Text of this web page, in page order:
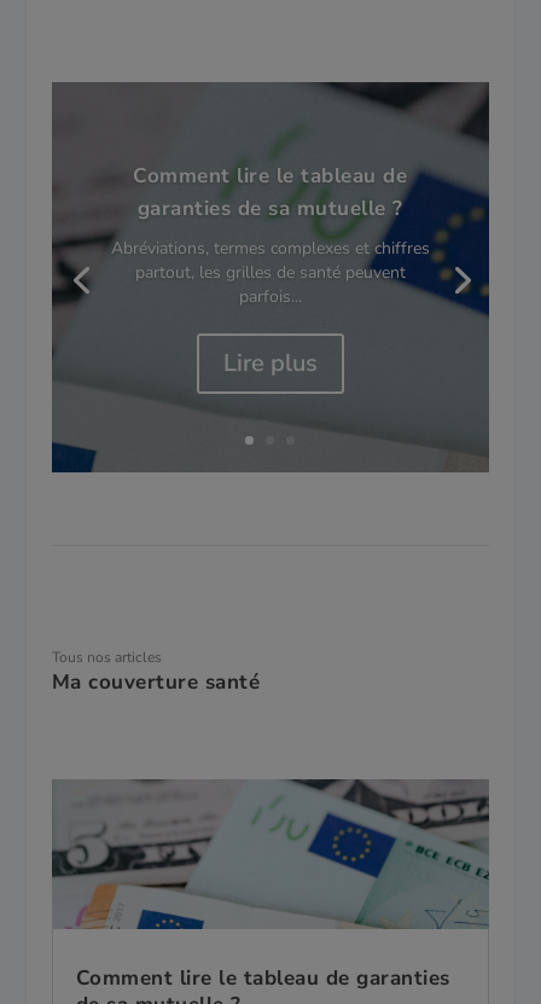
Comment lire le tableau de
garanties de sa mutuelle ?
Abréviations, termes complexes et chiffres
partout, les grilles de santé peuvent
parfois...
Lire plus
Tous nos articles
Ma couverture santé
Comment lire le tableau de garanties